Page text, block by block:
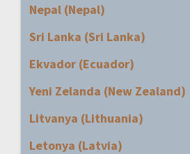
Nepal (Nepal)
Sri Lanka (Sri Lanka)
Ekvador (Ecuador)
Yeni Zelanda (New Zealand)
Litvanya (Lithuania)
Letonya (Latvia)